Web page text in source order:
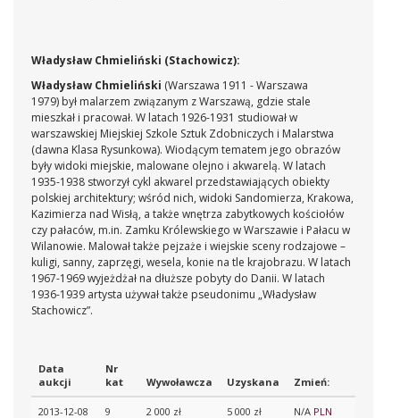
Władysław Chmieliński (Stachowicz):
Władysław Chmieliński (Warszawa 1911 - Warszawa
1979) był malarzem związanym z Warszawą, gdzie stale
mieszkał i pracował. W latach 1926-1931 studiował w
warszawskiej Miejskiej Szkole Sztuk Zdobniczych i Malarstwa
(dawna Klasa Rysunkowa). Wiodącym tematem jego obrazów
były widoki miejskie, malowane olejno i akwarelą. W latach
1935-1938 stworzył cykl akwarel przedstawiających obiekty
polskiej architektury; wśród nich, widoki Sandomierza, Krakowa,
Kazimierza nad Wisłą, a także wnętrza zabytkowych kościołów
czy pałaców, m.in. Zamku Królewskiego w Warszawie i Pałacu w
Wilanowie. Malował także pejzaże i wiejskie sceny rodzajowe –
kuligi, sanny, zaprzęgi, wesela, konie na tle krajobrazu. W latach
1967-1969 wyjeżdżał na dłuższe pobyty do Danii. W latach
1936-1939 artysta używał także pseudonimu „Władysław
Stachowicz”.
Data
aukcji
Nr
kat
Wywoławcza Uzyskana Zmień:
2013-12-08 9 2 000 zł 5 000 zł N/A PLN